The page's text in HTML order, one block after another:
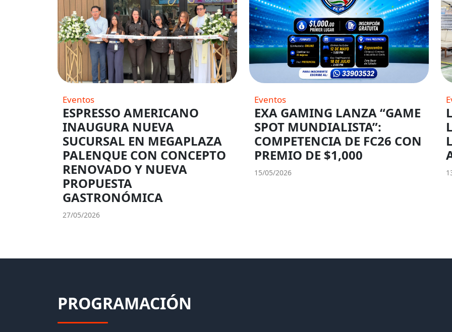
Eventos
ESPRESSO AMERICANO
INAUGURA NUEVA
SUCURSAL EN MEGAPLAZA
PALENQUE CON CONCEPTO
RENOVADO Y NUEVA
PROPUESTA
GASTRONÓMICA
27/05/2026
Eventos
EXA GAMING LANZA “GAME
SPOT MUNDIALISTA”:
COMPETENCIA DE FC26 CON
PREMIO DE $1,000
15/05/2026
PROGRAMACIÓN